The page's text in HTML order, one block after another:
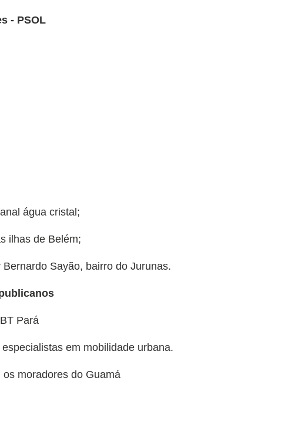
- PSOL
água cristal;
ilhas de Belém;
Sayão, bairro do Jurunas.
Pará
em mobilidade urbana.
moradores do Guamá